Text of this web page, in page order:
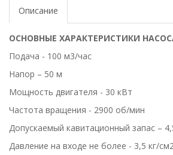
Описание
ОСНОВНЫЕ ХАРАКТЕРИСТИКИ
Подача - 100 м3/час
Напор – 50 м
Мощность двигателя - 30 кВт
Частота вращения - 2900 об/мин
Допускаемый кавитационный запас –
Давление на входе не более - 3,5 кг/